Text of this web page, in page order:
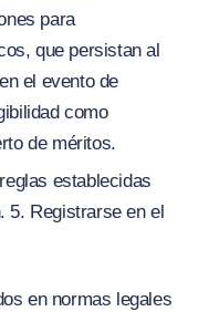
para
que persistan al
el evento de
como
de méritos.
establecidas
5. Registrarse en el
en normas legales